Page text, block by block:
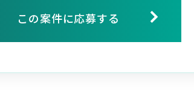
この案件に応募する